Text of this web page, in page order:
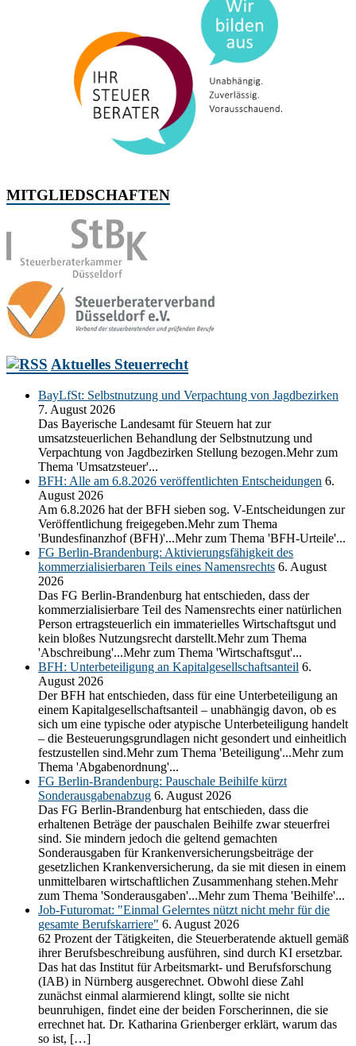
MITGLIEDSCHAFTEN
Aktuelles Steuerrecht
BayLfSt: Selbstnutzung und Verpachtung von Jagdbezirken
7. August 2026
Das Bayerische Landesamt für Steuern hat zur
umsatzsteuerlichen Behandlung der Selbstnutzung und
Verpachtung von Jagdbezirken Stellung bezogen.Mehr zum
Thema 'Umsatzsteuer'...
BFH: Alle am 6.8.2026 veröffentlichten Entscheidungen 6.
August 2026
Am 6.8.2026 hat der BFH sieben sog. V-Entscheidungen zur
Veröffentlichung freigegeben.Mehr zum Thema
'Bundesfinanzhof (BFH)'...Mehr zum Thema 'BFH-Urteile'...
FG Berlin-Brandenburg: Aktivierungsfähigkeit des
kommerzialisierbaren Teils eines Namensrechts 6. August
2026
Das FG Berlin-Brandenburg hat entschieden, dass der
kommerzialisierbare Teil des Namensrechts einer natürlichen
Person ertragsteuerlich ein immaterielles Wirtschaftsgut und
kein bloßes Nutzungsrecht darstellt.Mehr zum Thema
'Abschreibung'...Mehr zum Thema 'Wirtschaftsgut'...
BFH: Unterbeteiligung an Kapitalgesellschaftsanteil 6.
August 2026
Der BFH hat entschieden, dass für eine Unterbeteiligung an
einem Kapitalgesellschaftsanteil – unabhängig davon, ob es
sich um eine typische oder atypische Unterbeteiligung handelt
– die Besteuerungsgrundlagen nicht gesondert und einheitlich
festzustellen sind.Mehr zum Thema 'Beteiligung'...Mehr zum
Thema 'Abgabenordnung'...
FG Berlin-Brandenburg: Pauschale Beihilfe kürzt
Sonderausgabenabzug 6. August 2026
Das FG Berlin-Brandenburg hat entschieden, dass die
erhaltenen Beträge der pauschalen Beihilfe zwar steuerfrei
sind. Sie mindern jedoch die geltend gemachten
Sonderausgaben für Krankenversicherungsbeiträge der
gesetzlichen Krankenversicherung, da sie mit diesen in einem
unmittelbaren wirtschaftlichen Zusammenhang stehen.Mehr
zum Thema 'Sonderausgaben'...Mehr zum Thema 'Beihilfe'...
Job-Futuromat: "Einmal Gelerntes nützt nicht mehr für die
gesamte Berufskarriere" 6. August 2026
62 Prozent der Tätigkeiten, die Steuerberatende aktuell gemäß
ihrer Berufsbeschreibung ausführen, sind durch KI ersetzbar.
Das hat das Institut für Arbeitsmarkt- und Berufsforschung
(IAB) in Nürnberg ausgerechnet. Obwohl diese Zahl
zunächst einmal alarmierend klingt, sollte sie nicht
beunruhigen, findet eine der beiden Forscherinnen, die sie
errechnet hat. Dr. Katharina Grienberger erklärt, warum das
so ist, […]